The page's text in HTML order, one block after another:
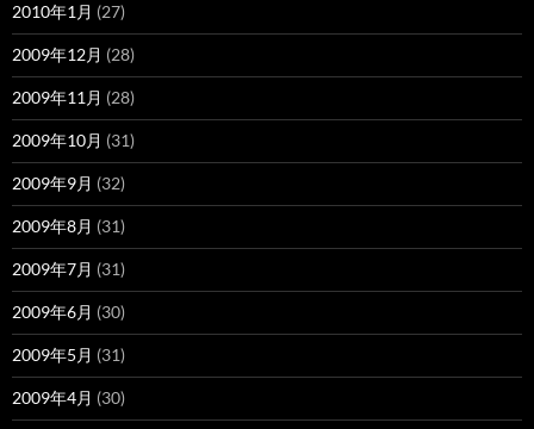
2010年1月 (27)
2009年12月 (28)
2009年11月 (28)
2009年10月 (31)
2009年9月 (32)
2009年8月 (31)
2009年7月 (31)
2009年6月 (30)
2009年5月 (31)
2009年4月 (30)